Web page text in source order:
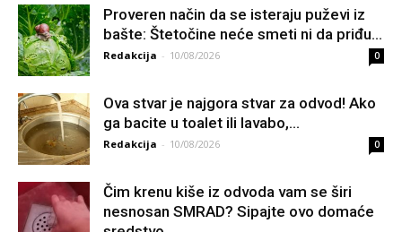
Proveren način da se isteraju puževi iz
bašte: Štetočine neće smeti ni da priđu...
Redakcija - 10/08/2026 0
Ova stvar je najgora stvar za odvod! Ako
ga bacite u toalet ili lavabo,...
Redakcija - 10/08/2026 0
Čim krenu kiše iz odvoda vam se širi
nesnosan SMRAD? Sipajte ovo domaće